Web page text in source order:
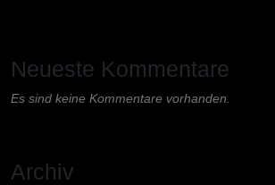
Neueste Kommentare
Es sind keine Kommentare vorhanden.
Archiv